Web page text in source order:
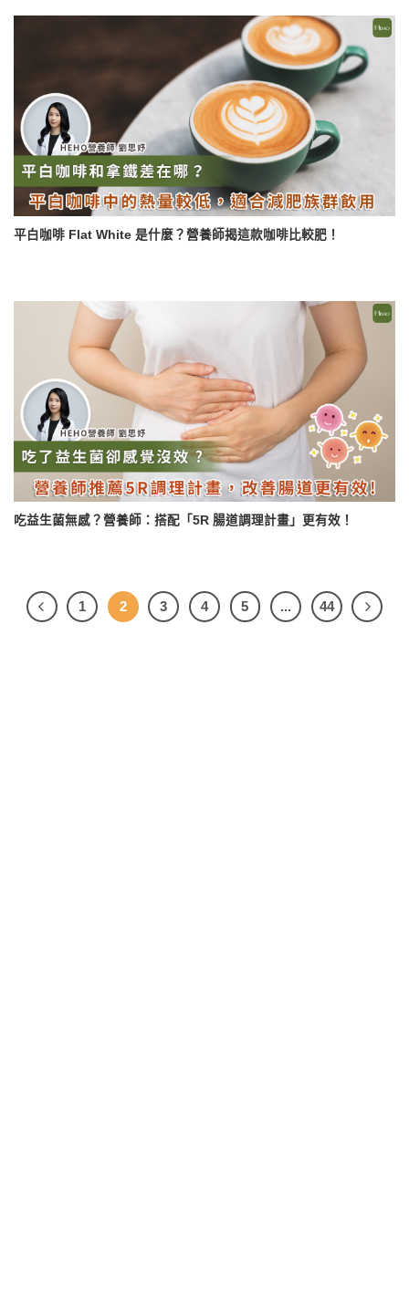
平白咖啡 Flat White 是什麼？營養師揭這款咖啡比較肥！
吃益生菌無感？營養師：搭配「5R 腸道調理計畫」更有效！
1 2 3 4 5 ... 44